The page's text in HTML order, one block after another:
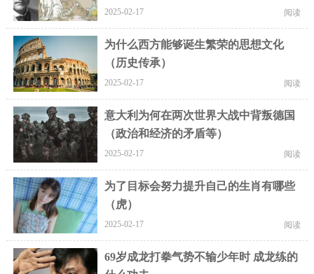
2025-02-17 阅读
为什么西方能够诞生繁荣的思想文化
（历史传承）
2025-02-17 阅读
意大利为何在两次世界大战中背叛德国
（政治和经济的矛盾等）
2025-02-17 阅读
为了目标会努力提升自己的生肖有哪些
（虎）
2025-02-17 阅读
69岁成龙打拳气势不输少年时 成龙练的